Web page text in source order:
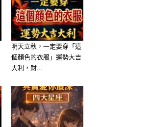
明天立秋，一定要穿「這
個顏色的衣服」運勢大吉
大利，財...